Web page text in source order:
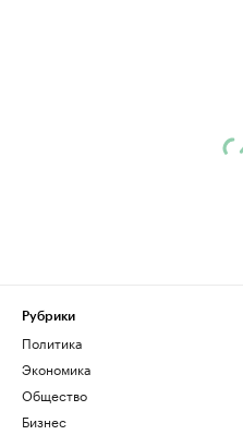
Рубрики
Политика
Экономика
Общество
Бизнес